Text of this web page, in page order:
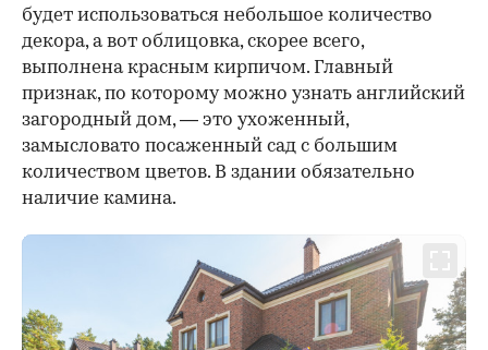
будет использоваться небольшое количество
декора, а вот облицовка, скорее всего,
выполнена красным кирпичом. Главный
признак, по которому можно узнать английский
загородный дом, — это ухоженный,
замысловато посаженный сад с большим
количеством цветов. В здании обязательно
наличие камина.